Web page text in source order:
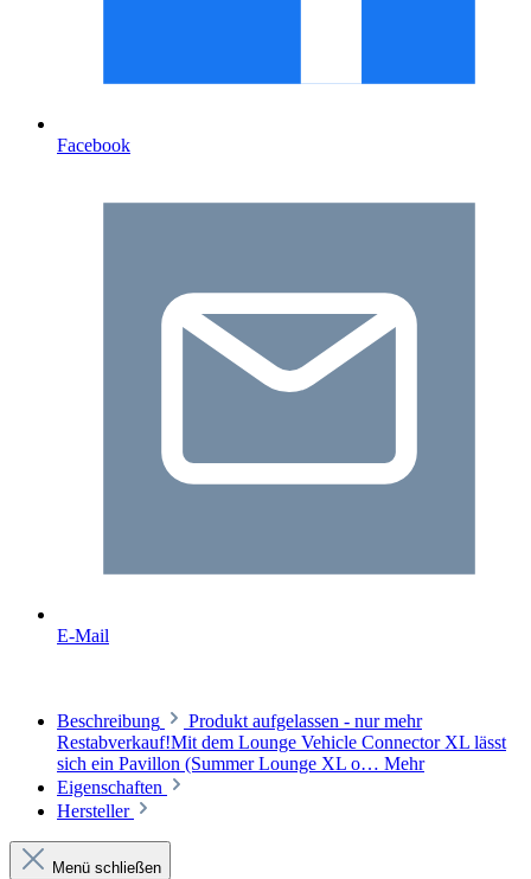
Facebook
E-Mail
Beschreibung
Produkt aufgelassen - nur mehr
Restabverkauf!Mit dem Lounge Vehicle Connector XL lässt
sich ein Pavillon (Summer Lounge XL o… Mehr
Eigenschaften
Hersteller
Menü schließen